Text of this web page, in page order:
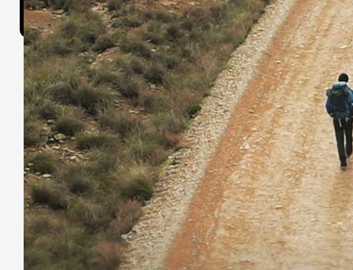
Cotton Queen
RRR